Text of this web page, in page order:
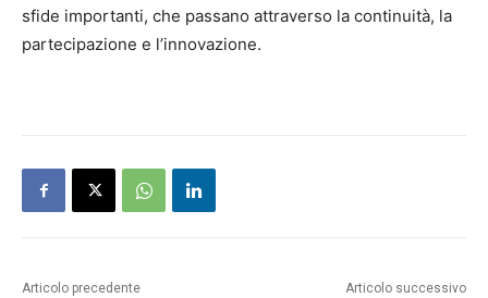
sfide importanti, che passano attraverso la continuità, la
partecipazione e l’innovazione.
Articolo precedente Articolo successivo